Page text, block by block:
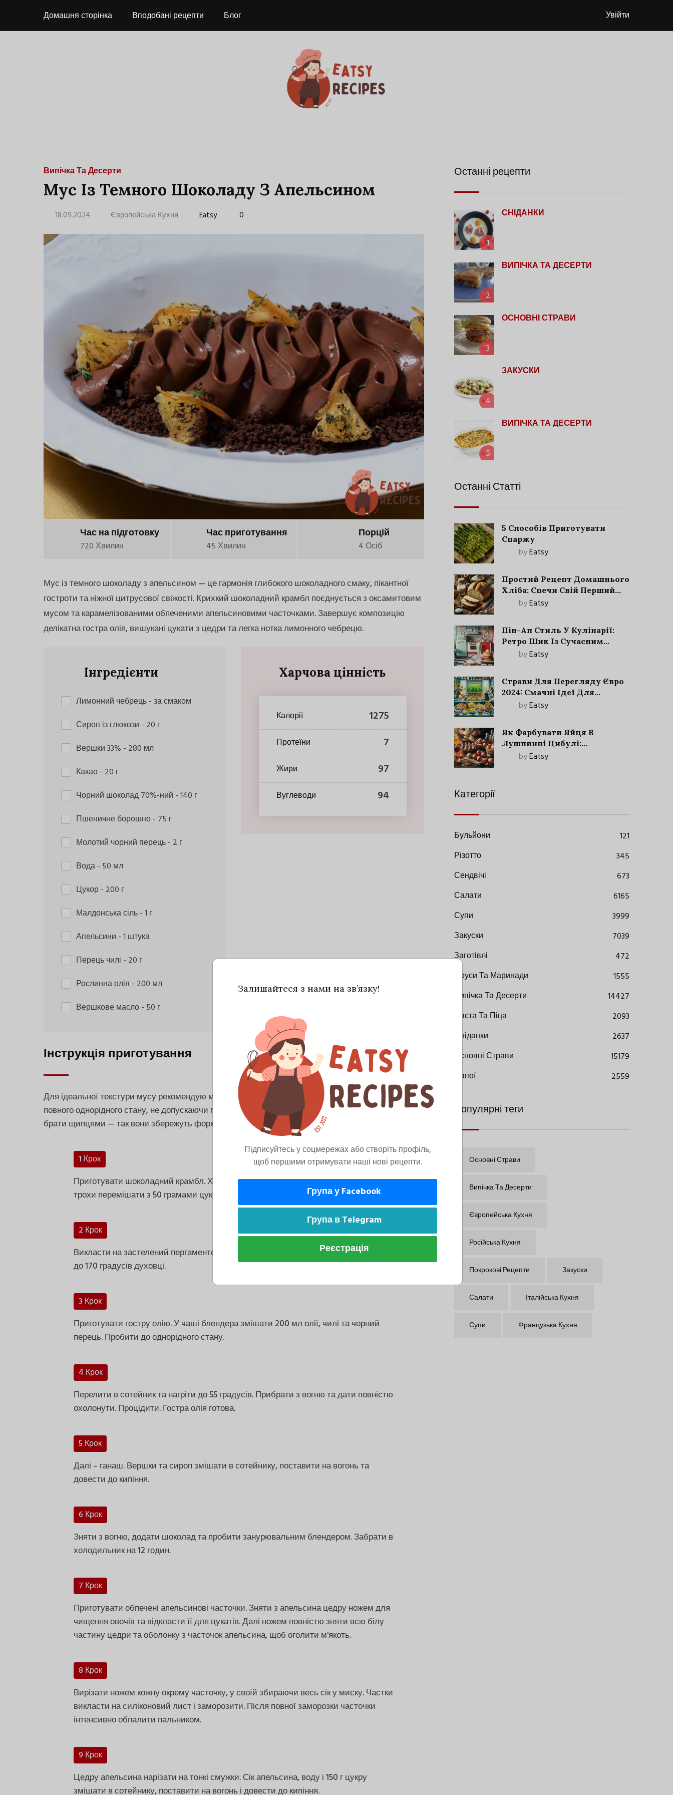
Домашня сторінка Вподобані рецепти Блог Увійти
Випічка Та Десерти
Мус Із Темного Шоколаду З Апельсином
18.09.2024 Європейська Кухня Eatsy 0
Час на підготовку
720 Хвилин
Час приготування
45 Хвилин
Порцій
4 Осіб
Мус із темного шоколаду з апельсином — це гармонія глибокого шоколадного смаку, пікантної
гостроти та ніжної цитрусової свіжості. Крихкий шоколадний крамбл поєднується з оксамитовим
мусом та карамелізованими обпеченими апельсиновими часточками. Завершує композицію
делікатна гостра олія, вишукані цукати з цедри та легка нотка лимонного чебрецю.
Інгредієнти
Лимонний чебрець- за смаком
Сироп із глюкози - 20 г
Вершки 33% - 280 мл
Какао- 20 г
Чорний шоколад 70%-ний - 140 г
Пшеничне борошно- 75 г
Молотий чорний перець- 2 г
Вода- 50 мл
Цукор- 200 г
Малдонська сіль- 1 г
Апельсини - 1 штука
Перець чилі - 20 г
Рослинна олія - 200 мл
Вершкове масло- 50 г
Харчова цінність
Калорії 1275
Протеїни 7
Жири 97
Вуглеводи 94
Інструкція приготування
Для ідеальної текстури мусу рекомендую міксувати ганаш занурювальним блендером до
повного однорідного стану, не допускаючи перегріву. Обпечені часточки апельсина зручніше
брати щипцями — так вони збережуть форму й не втратять сік.
1 Крок
Приготувати шоколадний крамбл. Холодне вершкове масло порубати в крихту,
трохи перемішати з 50 грамами цукру, борошном і какао.
2 Крок
Викласти на застелений пергаментом лист. Випікати 15 хвилин|мінути| в розігрітій
до 170 градусів духовці.
3 Крок
Приготувати гостру олію. У чаші блендера змішати 200 мл олії, чилі та чорний
перець. Пробити до однорідного стану.
4 Крок
Перелити в сотейник та нагріти до 55 градусів. Прибрати з вогню та дати повністю
охолонути. Процідити. Гостра олія готова.
5 Крок
Далі – ганаш. Вершки та сироп змішати в сотейнику, поставити на вогонь та
довести до кипіння.
6 Крок
Зняти з вогню, додати шоколад та пробити занурювальним блендером. Забрати в
холодильник на 12 годин.
7 Крок
Приготувати обпечені апельсинові часточки. Зняти з апельсина цедру ножем для
чищення овочів та відкласти її для цукатів. Далі ножем повністю зняти всю білу
частину цедри та оболонку з часточок апельсина, щоб оголити м'якоть.
8 Крок
Вирізати ножем кожну окрему часточку, у своїй збираючи весь сік у миску. Частки
викласти на силіконовий лист і заморозити. Після повної заморозки часточки
інтенсивно обпалити пальником.
9 Крок
Цедру апельсина нарізати на тонкі смужки. Сік апельсина, воду і 150 г цукру
змішати в сотейнику, поставити на вогонь і довести до кипіння.
Останні рецепти
1
СНІДАНКИ
2
ВИПІЧКА ТА ДЕСЕРТИ
3
ОСНОВНІ СТРАВИ
4
ЗАКУСКИ
5
ВИПІЧКА ТА ДЕСЕРТИ
Останні Статті
5 Способів Приготувати
Спаржу
byEatsy
Простий Рецепт Домашнього
Хліба: Спечи Свій Перший
Запашний Хліб!
byEatsy
Пін-Ап Стиль У Кулінарії:
Ретро Шик Із Сучасним
Акцентом
byEatsy
Страви Для Перегляду Євро
2024: Смачні Ідеї Для
Футбольного Свята
byEatsy
Як Фарбувати Яйця В
Лушпинні Цибулі:
Старовинний Метод З
byEatsy
Категорії
Бульйони
121
Різотто
345
Сендвічі
673
Салати
6165
Супи
3999
Закуски
7039
Заготівлі
472
Соуси Та Маринади
1555
Випічка Та Десерти
14427
Паста Та Піца
2093
Сніданки
2637
Основні Страви
15179
Напої
2559
Популярні теги
Основні Страви
Випічка Та Десерти
Європейська Кухня
Російська Кухня
Покрокові Рецепти Закуски
Салати Італійська Кухня
Супи Французька Кухня
Залишайтеся з нами на зв’язку!
Підписуйтесь у соцмережах або створіть профіль,
щоб першими отримувати наші нові рецепти.
Група у Facebook
Група в Telegram
Реєстрація